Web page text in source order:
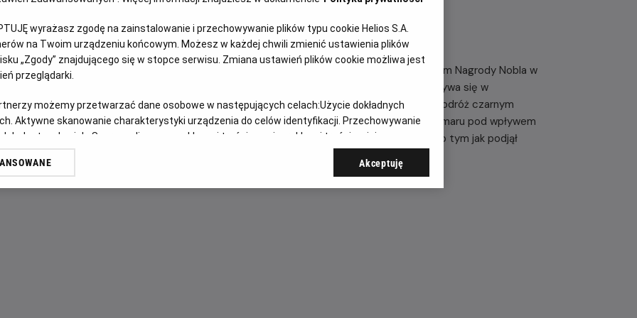
OPIS FILMU
„Ojczyzna" opowiada o relacji między Thomasem Mannem (Hanns Zischler), laureatem Nagrody Nobla w
dziedzinie literatury, a jego córką Eriką (Sandra Hüller) – aktorką i pisarką. Akcja rozgrywa się w
szczytowym okresie zimnej wojny. Ojciec i córka wyruszają w trudną, pełną emocji podróż czarnym
Buickiem przez zrujnowane Niemcy – z Frankfurtu pod kontrolą amerykańską do Weimaru pod wpływem
sowieckim. Po raz pierwszy od zakończenia wojny Mann wraca do swojej ojczyzny, po tym jak podjął
wcześniej trudną decyzję o emigracji do Stanów Zjednoczonych.
wyrażasz zgodę na zainstalowanie i przechowywanie plików typu cookie Helios S.A.
na Twoim urządzeniu końcowym. Możesz w każdej chwili zmienić ustawienia plików
„Zgody” znajdującego się w stopce serwisu. Zmiana ustawień plików cookie możliwa jest
przeglądarki.
możemy przetwarzać dane osobowe w następujących celach:Użycie dokładnych
Aktywne skanowanie charakterystyki urządzenia do celów identyfikacji. Przechowywanie
dostęp do nich. Spersonalizowane reklamy i treści, pomiar reklam i treści, opinie
Akceptuję